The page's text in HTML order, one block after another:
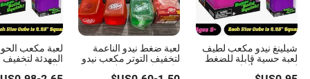
شيلينغ نيدو مكعب لطيف
لعبة حسية قابلة للضغط
لعبة مربعة ألعاب تهوية
لعبة ضغط نيدو الناعمة
لتخفيف التوتر مكعب نيدو
بنكهة دكتور بيبر لعبة
لعبة مكعب
المهدئة لتخفيف
والاسترخاء